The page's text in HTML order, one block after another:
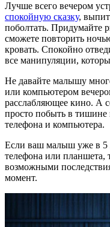
Лучше всего вечером
спокойную сказку,
поболтать. Придумайте
сможете повторить
кровать. Спокойно
все манипуляции,
Не давайте малышу
или компьютером
расслабляющее кино. А
просто побыть в тишине
телефона и компьютера.
Если ваш малыш уже в 5
телефона или планшета,
возможными
момент.